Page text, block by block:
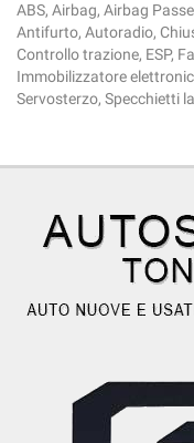
ABS, Airbag, Airbag
Antifurto, Autoradio,
Controllo trazione, ESP,
Immobilizzatore
Servosterzo, Specchietti